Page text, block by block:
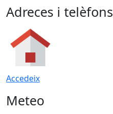
Adreces i telèfons
Accedeix
Meteo